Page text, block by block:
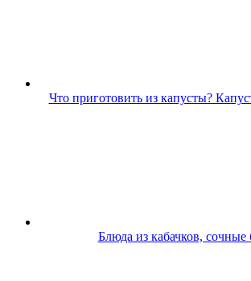
Что приготовить из капусты?
Блюда из кабачков, сочные